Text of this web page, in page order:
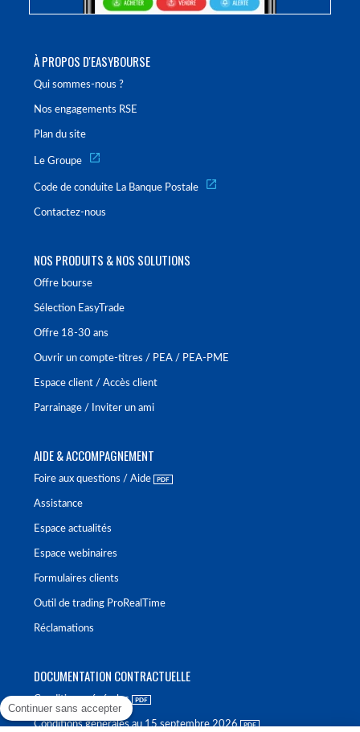
À PROPOS D'EASYBOURSE
Qui sommes-nous ?
Nos engagements RSE
Plan du site
Le Groupe
Code de conduite La Banque Postale
Contactez-nous
NOS PRODUITS & NOS SOLUTIONS
Offre bourse
Sélection EasyTrade
Offre 18-30 ans
Ouvrir un compte-titres / PEA / PEA-PME
Espace client / Accès client
Parrainage / Inviter un ami
AIDE & ACCOMPAGNEMENT
Foire aux questions / Aide
Assistance
Espace actualités
Espace webinaires
Formulaires clients
Outil de trading ProRealTime
Réclamations
DOCUMENTATION CONTRACTUELLE
Conditions générales
Conditions générales au 15 septembre 2026
Continuer sans accepter